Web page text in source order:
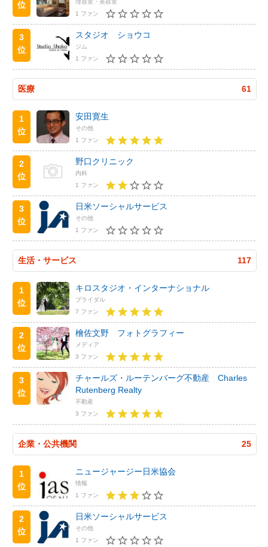
位
1 ファン
3
位
スタジオ ショウコ
ジム
1 ファン
医療 61
1
位
安田寛生
その他
1 ファン
2
位
野口クリニック
内科
1 ファン
3
位
日米ソーシャルサービス
その他
1 ファン
生活・サービス 117
1
位
キロスタジオ・インターナショナル
ブライダル
7 ファン
2
位
檜佐文野 フォトグラフィー
メディア
3 ファン
3
位
チャールズ・ルーテンバーグ不動産 Charles
Rutenberg Realty
不動産
3 ファン
企業・公共機関 25
1
位
ニュージャージー日米協会
情報
1 ファン
2
位
日米ソーシャルサービス
その他
1 ファン